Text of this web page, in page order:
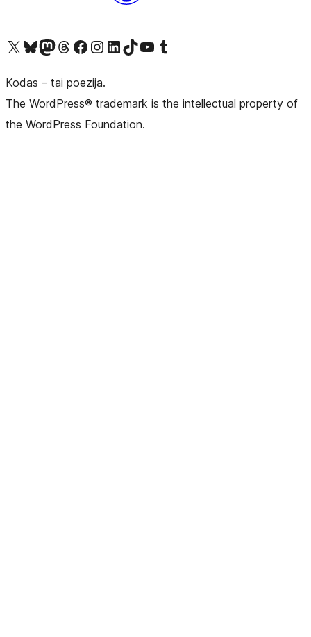
Visit our X (formerly Twitter) account
Apsilankykite mūsų Bluesky paskyroje
Visit our Mastodon account
Apsilankykite mūsų Threads paskyroje
Visit our Facebook pageVisit our Instagram account
Visit our LinkedIn account
Apsilankykite mūsų TikTok paskyroje
Visit our YouTube channel
Apsilankykite mūsų Tumblr paskyroje
Kodas – tai poezija.
The WordPress® trademark is the intellectual property of
the WordPress Foundation.